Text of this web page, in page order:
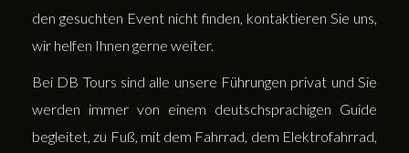
den gesuchten Event nicht finden, kontaktieren Sie uns,
wir helfen Ihnen gerne weiter.
Bei DB Tours sind alle unsere Führungen privat und Sie
werden immer von einem deutschsprachigen Guide
begleitet, zu Fuß, mit dem Fahrrad, dem Elektrofahrrad,